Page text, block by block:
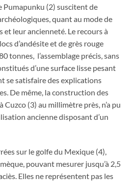
Pumapunku (2) suscitent de
quant au mode de
leur ancienneté. Le recours à
d’andésite et de grès rouge
tonnes, l’assemblage précis, sans
d’une surface lisse pesant
se satisfaire des explications
De même, la construction des
Cuzco (3) au millimètre près, n’a pu
ancienne disposant d’un
sur le golfe du Mexique (4),
pouvant mesurer jusqu’à 2,5
Elles ne représentent pas les